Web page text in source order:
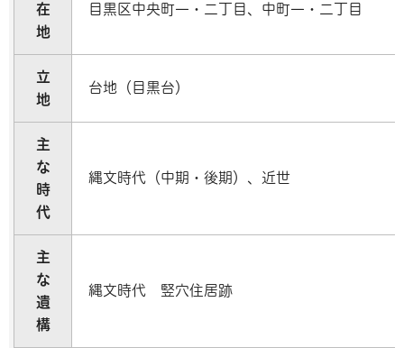
在
地
目黒区中央町一・二丁目、中町一・二丁目
立
地
台地（目黒台）
主
な
時
代
縄文時代（中期・後期）、近世
主
な
遺
構
縄文時代 竪穴住居跡